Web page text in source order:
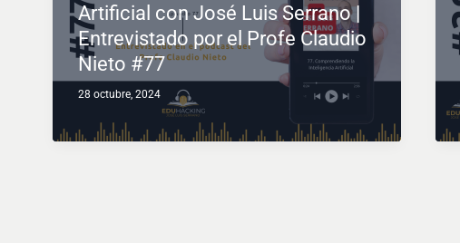
Artificial con José Luis Serrano |
Entrevistado por el Profe Claudio
Nieto #77
28 octubre, 2024